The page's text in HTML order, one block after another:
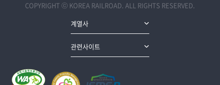
COPYRIGHT ⓒ KOREA RAILROAD. ALL RIGHTS RESERVED.
계열사
관련사이트